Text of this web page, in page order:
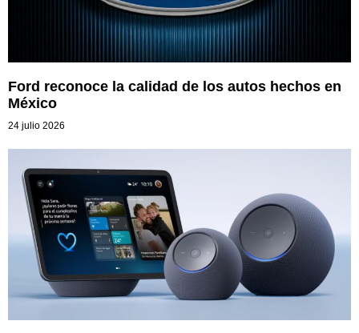
Ford reconoce la calidad de los autos hechos en
México
24 julio 2026